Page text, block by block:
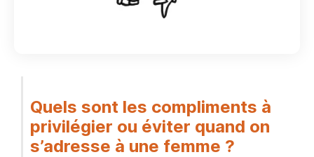
Quels sont les compliments à
privilégier ou éviter quand on
s’adresse à une femme ?